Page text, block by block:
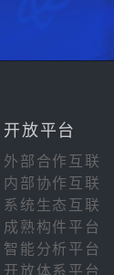
开放平台
外部合作互联
内部协作互联
系统生态互联
成熟构件平台
智能分析平台
开放体系平台